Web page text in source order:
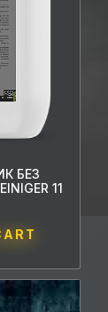
БЕЗ
11